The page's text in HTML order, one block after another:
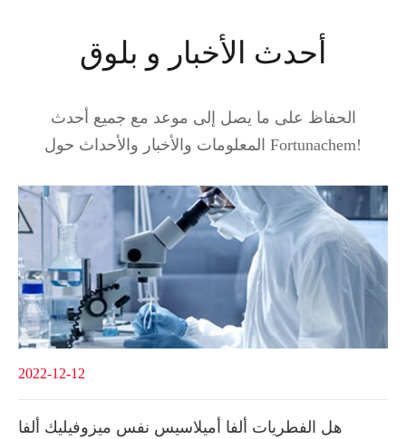
أحدث الأخبار و بلوق
الحفاظ على ما يصل إلى موعد مع جميع أحدث
المعلومات والأخبار والأحداث حول Fortunachem!
2022-12-12
هل الفطريات ألفا أميلاسيس نفس ميزوفيليك ألفا